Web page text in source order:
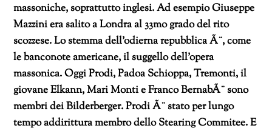
massoniche, soprattutto inglesi. Ad esempio Giuseppe
Mazzini era salito a Londra al 33mo grado del rito
scozzese. Lo stemma dell’odierna repubblica Ã¨, come
le banconote americane, il suggello dell’opera
massonica. Oggi Prodi, Padoa Schioppa, Tremonti, il
giovane Elkann, Mari Monti e Franco BernabÃ¨ sono
membri dei Bilderberger. Prodi Ã¨ stato per lungo
tempo addirittura membro dello Stearing Commitee. E